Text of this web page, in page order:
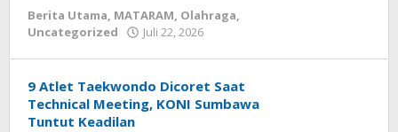
Berita Utama, MATARAM, Olahraga,
Uncategorized
Juli 22, 2026
9 Atlet Taekwondo Dicoret Saat
Technical Meeting, KONI Sumbawa
Tuntut Keadilan